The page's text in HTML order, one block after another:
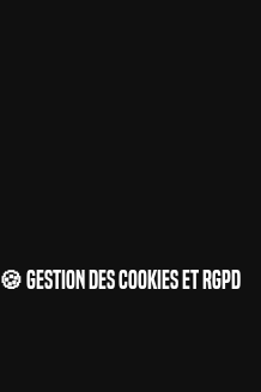
🍪 Gestion des cookies et RGPD